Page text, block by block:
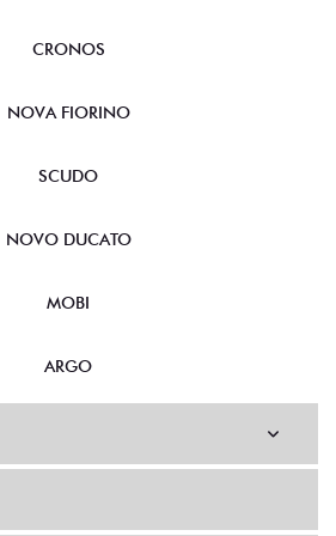
CRONOS
NOVA FIORINO
SCUDO
NOVO DUCATO
MOBI
ARGO